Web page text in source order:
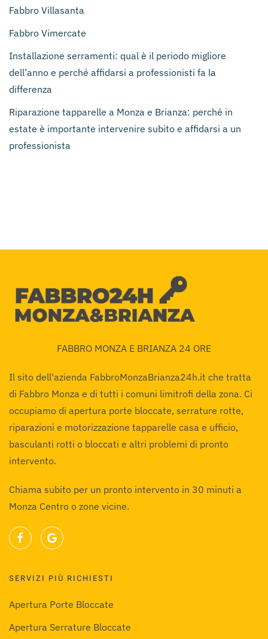
Fabbro Villasanta
Fabbro Vimercate
Installazione serramenti: qual è il periodo migliore
dell’anno e perché affidarsi a professionisti fa la
differenza
Riparazione tapparelle a Monza e Brianza: perché in
estate è importante intervenire subito e affidarsi a un
professionista
FABBRO MONZA E BRIANZA 24 ORE
Il sito dell'azienda FabbroMonzaBrianza24h.it che tratta
di Fabbro Monza e di tutti i comuni limitrofi della zona. Ci
occupiamo di apertura porte bloccate, serrature rotte,
riparazioni e motorizzazione tapparelle casa e ufficio,
basculanti rotti o bloccati e altri problemi di pronto
intervento.
Chiama subito per un pronto intervento in 30 minuti a
Monza Centro o zone vicine.
SERVIZI PIÙ RICHIESTI
Apertura Porte Bloccate
Apertura Serrature Bloccate